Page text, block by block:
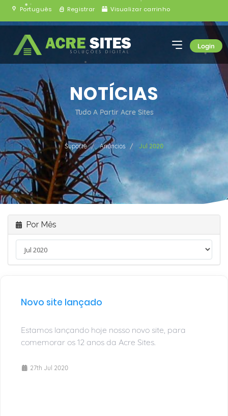
Português Registrar Visualizar carrinho
Login
NOTÍCIAS
Tudo A Partir Acre Sites
Suporte Anúncios Jul 2020
Por Mês
Novo site lançado
Estamos lançando hoje nosso novo site, para
comemorar os 12 anos da Acre Sites.
27th Jul 2020